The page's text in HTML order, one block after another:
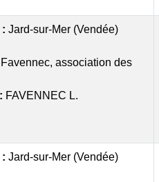
Jard-sur-Mer (Vendée)
Favennec, association des
FAVENNEC L.
Jard-sur-Mer (Vendée)